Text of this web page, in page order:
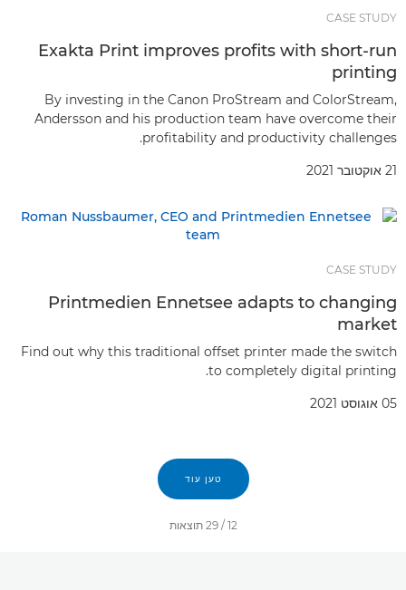
CASE STUDY
Exakta Print improves profits with short-run
printing
By investing in the Canon ProStream and ColorStream,
Andersson and his production team have overcome their
profitability and productivity challenges.
21 אוקטובר 2021
CASE STUDY
Printmedien Ennetsee adapts to changing
market
Find out why this traditional offset printer made the switch
to completely digital printing.
05 אוגוסט 2021
טען עוד
12
/
29 תוצאות